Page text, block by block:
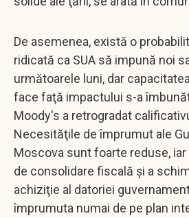
De asemenea, există o
ridicată ca SUA să impună noi
următoarele luni, dar
face faţă impactului s-a
Moody's a retrogradat
Necesităţile de împrumut ale
Moscova sunt foarte reduse,
de consolidare fiscală şi a
achiziţie al datoriei
împrumuta numai de pe plan